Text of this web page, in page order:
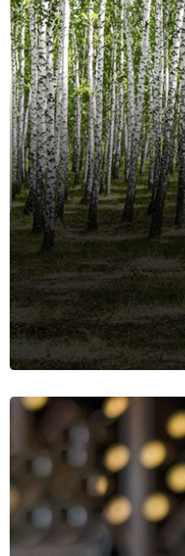
Notre Boutique
Farming Fruits